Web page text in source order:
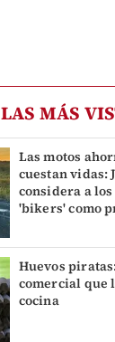
LAS MÁS
Las motos
cuestan vidas:
considera a
'bikers' como
Huevos
comercial que
cocina